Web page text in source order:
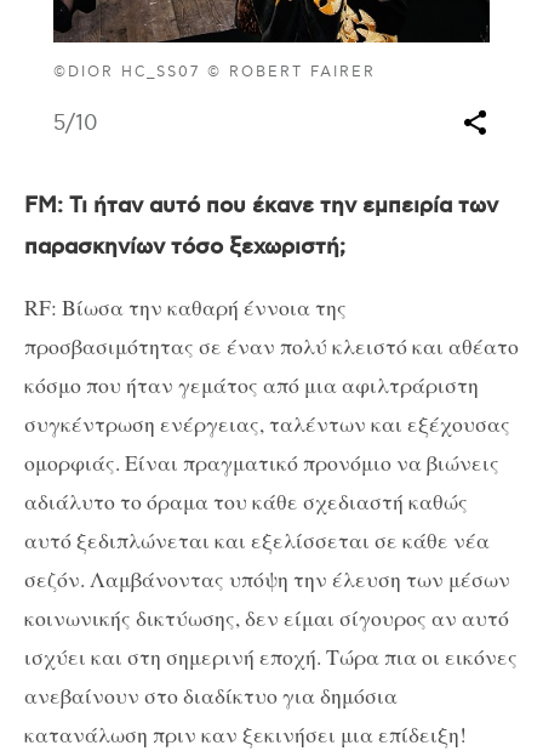
©DIOR HC_SS07 © ROBERT FAIRER
5/10
FM: Τι ήταν αυτό που έκανε την εμπειρία των
παρασκηνίων τόσο ξεχωριστή;
RF: Βίωσα την καθαρή έννοια της
προσβασιμότητας σε έναν πολύ κλειστό και αθέατο
κόσμο που ήταν γεμάτος από μια αφιλτράριστη
συγκέντρωση ενέργειας, ταλέντων και εξέχουσας
ομορφιάς. Είναι πραγματικό προνόμιο να βιώνεις
αδιάλυτο το όραμα του κάθε σχεδιαστή καθώς
αυτό ξεδιπλώνεται και εξελίσσεται σε κάθε νέα
σεζόν. Λαμβάνοντας υπόψη την έλευση των μέσων
κοινωνικής δικτύωσης, δεν είμαι σίγουρος αν αυτό
ισχύει και στη σημερινή εποχή. Τώρα πια οι εικόνες
ανεβαίνουν στο διαδίκτυο για δημόσια
κατανάλωση πριν καν ξεκινήσει μια επίδειξη!